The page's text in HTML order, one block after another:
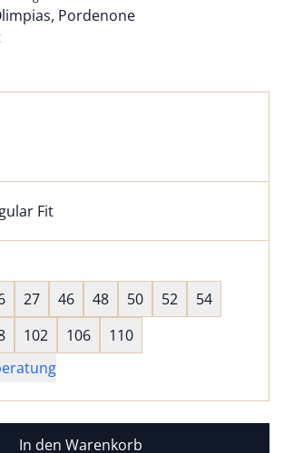
Pordenone
hat die Passform Regular Fit. für
Fit
ausgewählt
27 46 48 50 52
54
102 106
110
In den Warenkorb